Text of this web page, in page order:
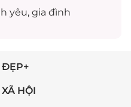
yêu, gia đình
ĐẸP+
XÃ HỘI